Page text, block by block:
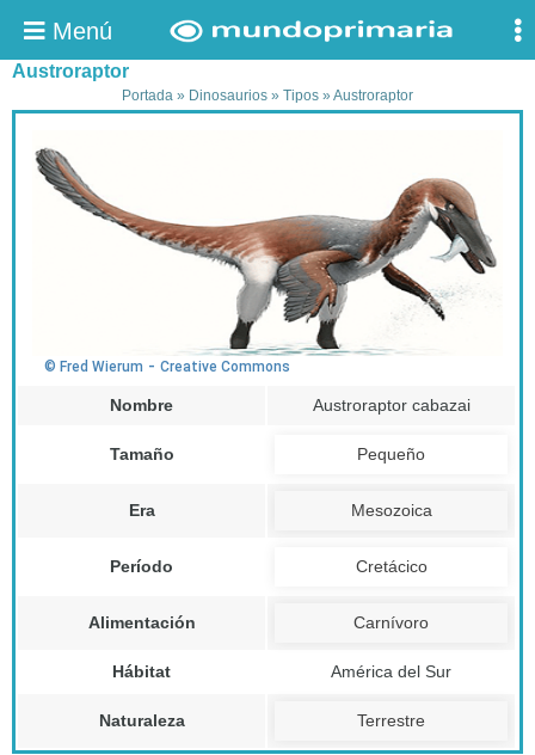
Menú
Austroraptor
Portada » Dinosaurios » Tipos » Austroraptor
© Fred Wierum - Creative Commons
Nombre Austroraptor cabazai
Tamaño Pequeño
Era Mesozoica
Período Cretácico
Alimentación Carnívoro
Hábitat América del Sur
Naturaleza Terrestre